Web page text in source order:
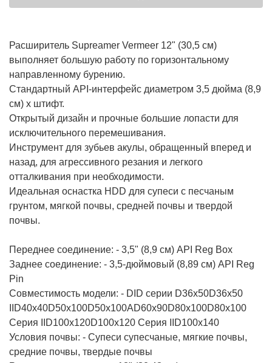
Расширитель Supreamer Vermeer 12" (30,5 см)
выполняет большую работу по горизонтальному
направленному бурению.
Стандартный API-интерфейс диаметром 3,5 дюйма (8,9
см) x штифт.
Открытый дизайн и прочные большие лопасти для
исключительного перемешивания.
Инструмент для зубьев акулы, обращенный вперед и
назад, для агрессивного резания и легкого
отталкивания при необходимости.
Идеальная оснастка HDD для супеси с песчаным
грунтом, мягкой почвы, средней почвы и твердой
почвы.
Переднее соединение: - 3,5" (8,9 см) API Reg Box
Заднее соединение: - 3,5-дюймовый (8,89 см) API Reg
Pin
Совместимость модели: - DID серии D36x50D36x50
IID40x40D50x100D50x100AD60x90D80x100D80x100
Серия IID100x120D100x120 Серия IID100x140
Условия почвы: - Супеси супесчаные, мягкие почвы,
средние почвы, твердые почвы